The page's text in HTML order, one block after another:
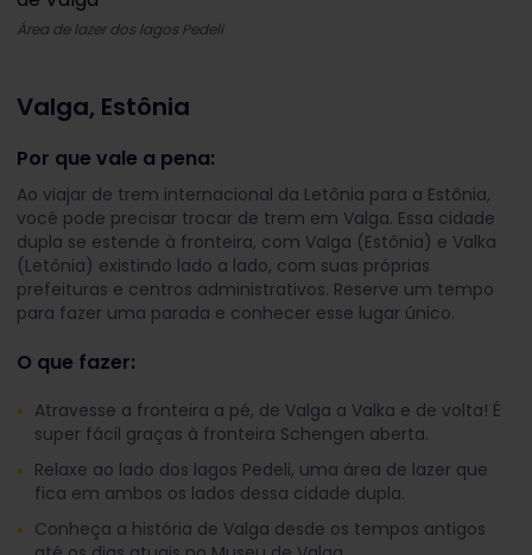
Área de lazer dos lagos Pedeli
Valga, Estônia
Por que vale a pena:
Ao viajar de trem internacional da Letônia para a Estônia,
você pode precisar trocar de trem em Valga. Essa cidade
dupla se estende à fronteira, com Valga (Estônia) e Valka
(Letônia) existindo lado a lado, com suas próprias
prefeituras e centros administrativos. Reserve um tempo
para fazer uma parada e conhecer esse lugar único.
O que fazer:
Atravesse a fronteira a pé, de Valga a Valka e de volta! É
super fácil graças à fronteira Schengen aberta.
Relaxe ao lado dos lagos Pedeli, uma área de lazer que
fica em ambos os lados dessa cidade dupla.
Conheça a história de Valga desde os tempos antigos